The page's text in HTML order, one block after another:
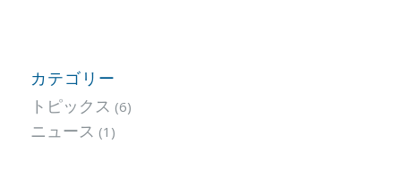
カテゴリー
トピックス (6)
ニュース (1)